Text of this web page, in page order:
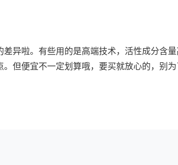
异啦。有些用的是高端技术，活性成分含量
但便宜不一定划算哦，要买就放心的，别为